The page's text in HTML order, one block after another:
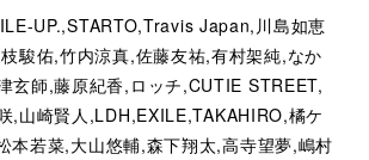
UP.,STARTO,Travis Japan,川島如恵
駿佑,竹内涼真,佐藤友祐,有村架純,なか
玄師,藤原紀香,ロッチ,CUTIE STREET,
,山崎賢人,LDH,EXILE,TAKAHIRO,橘ケ
本若菜,大山悠輔,森下翔太,高寺望夢,嶋村